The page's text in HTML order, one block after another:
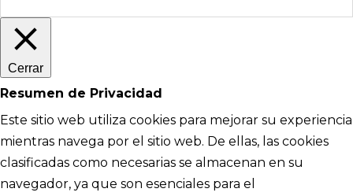
Cerrar
Resumen de Privacidad
Este sitio web utiliza cookies para mejorar su experiencia
mientras navega por el sitio web. De ellas, las cookies
clasificadas como necesarias se almacenan en su
navegador, ya que son esenciales para el